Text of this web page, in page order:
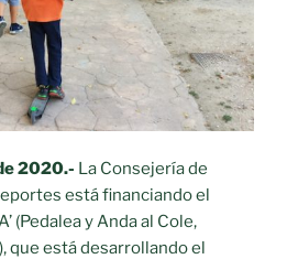
2020.- La Consejería de
está financiando el
(Pedalea y Anda al Cole,
que está desarrollando el